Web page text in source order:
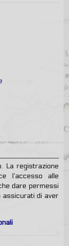
La registrazione
l’accesso alle
dare permessi
assicurati di aver